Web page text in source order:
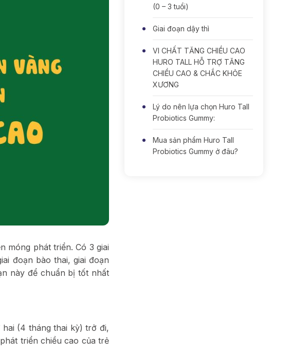
móng phát triển. Có 3 giai
đoạn bào thai, giai đoạn
này để chuẩn bị tốt nhất
(4 tháng thai kỳ) trở đi,
triển chiều cao của trẻ
(0 – 3 tuổi)
Giai đoạn dậy thì
VI CHẤT TĂNG CHIỀU CAO
HURO TALL HỖ TRỢ TĂNG
CHIỀU CAO & CHẮC KHỎE
XƯƠNG
Lý do nên lựa chọn Huro Tall
Probiotics Gummy:
Mua sản phẩm Huro Tall
Probiotics Gummy ở đâu?